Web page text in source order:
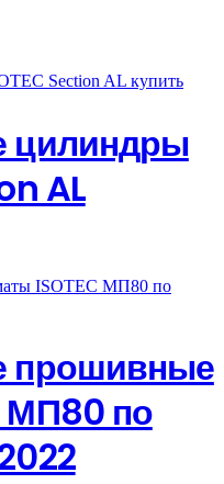
цилиндры
AL
прошивные
МП80 по